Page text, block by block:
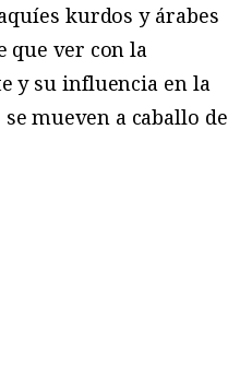
kurdos y árabes
que ver con la
y su influencia en la
mueven a caballo de